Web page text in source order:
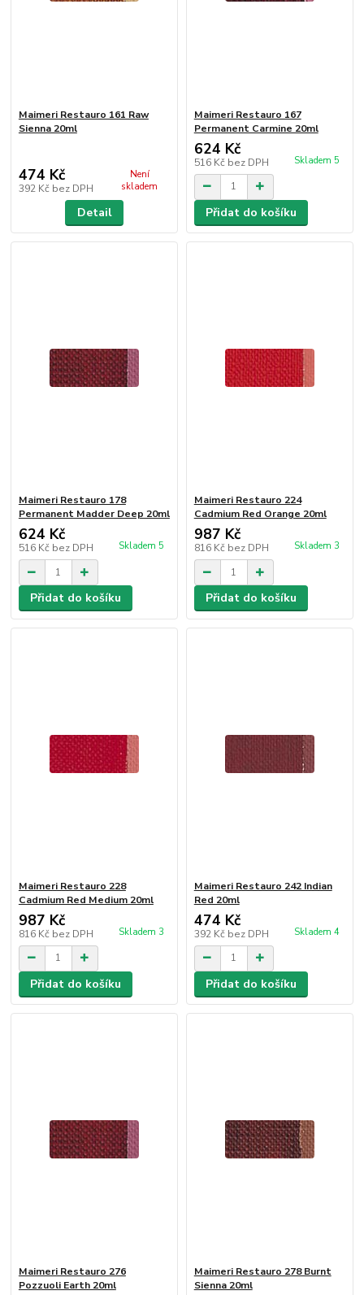
Maimeri Restauro 161 Raw
Sienna 20ml
474 Kč
392 Kč bez DPH
Není
skladem
Detail
Maimeri Restauro 167
Permanent Carmine 20ml
624 Kč
516 Kč bez DPH Skladem 5
Přidat do košíku
Maimeri Restauro 178
Permanent Madder Deep 20ml
624 Kč
516 Kč bez DPH Skladem 5
Přidat do košíku
Maimeri Restauro 224
Cadmium Red Orange 20ml
987 Kč
816 Kč bez DPH Skladem 3
Přidat do košíku
Maimeri Restauro 228
Cadmium Red Medium 20ml
987 Kč
816 Kč bez DPH Skladem 3
Přidat do košíku
Maimeri Restauro 242 Indian
Red 20ml
474 Kč
392 Kč bez DPH Skladem 4
Přidat do košíku
Maimeri Restauro 276
Pozzuoli Earth 20ml
Maimeri Restauro 278 Burnt
Sienna 20ml